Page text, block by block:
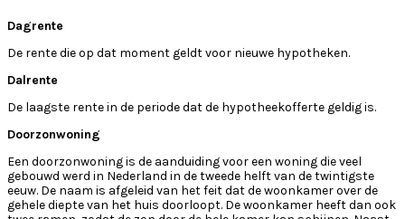
Dagrente
De rente die op dat moment geldt voor nieuwe hypotheken.
Dalrente
De laagste rente in de periode dat de hypotheekofferte geldig is.
Doorzonwoning
Een doorzonwoning is de aanduiding voor een woning die veel
gebouwd werd in Nederland in de tweede helft van de twintigste
eeuw. De naam is afgeleid van het feit dat de woonkamer over de
gehele diepte van het huis doorloopt. De woonkamer heeft dan ook